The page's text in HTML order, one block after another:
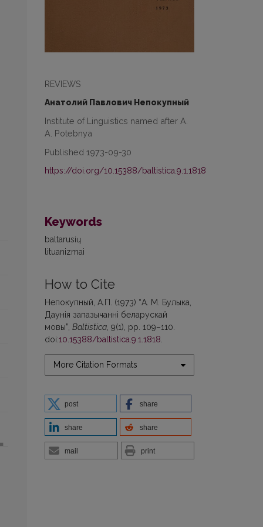
REVIEWS
Анатолий Павлович Непокупный
Institute of Linguistics named after A.
A. Potebnya
Published 1973-09-30
https://doi.org/10.15388/baltistica.9.1.1818
Keywords
baltarusių
lituanizmai
How to Cite
Непокупный, А.П. (1973) “А. М. Булыка,
Даунія запазычанні беларускай
мовы”, Baltistica, 9(1), pp. 109–110.
doi:10.15388/baltistica.9.1.1818.
More Citation Formats
post share
share share
mail print